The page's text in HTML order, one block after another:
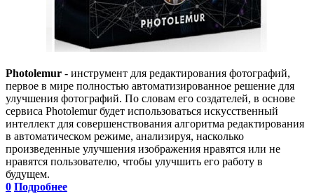
Photolemur - инструмент для редактирования фотографий,
первое в мире полностью автоматизированное решение для
улучшения фотографий. По словам его создателей, в основе
сервиса Photolemur будет использоваться искусственный
интеллект для совершенствования алгоритма редактирования
в автоматическом режиме, анализируя, насколько
произведенные улучшения изображения нравятся или не
нравятся пользователю, чтобы улучшить его работу в
будущем.
0 Подробнее